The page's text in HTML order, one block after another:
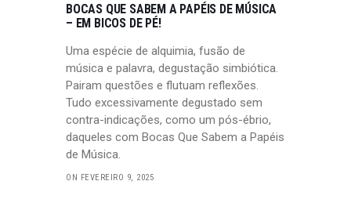
BOCAS QUE SABEM A PAPÉIS DE MÚSICA
– EM BICOS DE PÉ!
Uma espécie de alquimia, fusão de
música e palavra, degustação simbiótica.
Pairam questões e flutuam reflexões.
Tudo excessivamente degustado sem
contra-indicações, como um pós-ébrio,
daqueles com Bocas Que Sabem a Papéis
de Música.
ON FEVEREIRO 9, 2025